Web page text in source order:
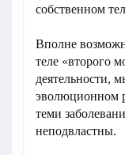
собственном
Вполне
теле «второго
деятельности,
эволюционном
теми
неподвластны.